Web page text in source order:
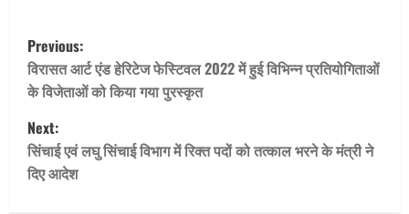
P
o
s
t
n
Previous:
विरासत आर्ट एंड हेरिटेज फेस्टिवल 2022 में हुई विभिन्न प्रतियोगिताओं
के विजेताओं को किया गया पुरस्कृत
Next:
सिंचाई एवं लघु सिंचाई विभाग में रिक्त पदों को तत्काल भरने के मंत्री ने
दिए आदेश